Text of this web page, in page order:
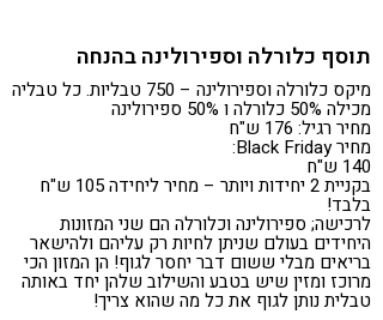
תוסף כלורלה וספירולינה בהנחה
מיקס כלורלה וספירולינה – 750 טבליות. כל טבליה
מכילה 50% כלורלה ו 50% ספירולינה
מחיר רגיל: 176 ש"ח
מחיר Black Friday:
140 ש"ח
בקניית 2 יחידות ויותר – מחיר ליחידה 105 ש"ח
בלבד!
לרכישה; ספירולינה וכלורלה הם שני המזונות
היחידים בעולם שניתן לחיות רק עליהם ולהישאר
בריאים מבלי ששום דבר יחסר לגוף! הן המזון הכי
מרוכז ומזין שיש בטבע והשילוב שלהן יחד באותה
טבלית נותן לגוף את כל מה שהוא צריך!